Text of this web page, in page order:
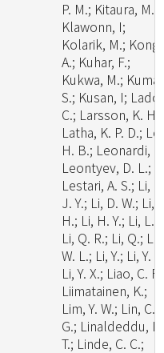
P. M.; Kitaura, M.
Klawonn, I;
Kolarik, M.; Kong,
A.; Kuhar, F.;
Kukwa, M.;
S.; Kusan, I; Lado,
C.; Larsson, K. H.;
Latha, K. P. D.;
H. B.; Leonardi,
Leontyev, D. L.;
Lestari, A. S.; Li,
J. Y.; Li, D. W.; Li,
H.; Li, H. Y.; Li, L.;
Li, Q. R.; Li, Q.; Li,
W. L.; Li, Y.; Li, Y.
Li, Y. X.; Liao, C. F.;
Liimatainen, K.;
Lim, Y. W.; Lin, C.
G.; Linaldeddu, B.
T.; Linde, C. C.;